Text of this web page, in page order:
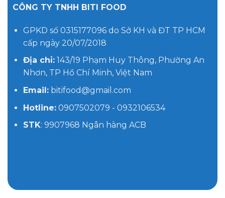
CÔNG TY TNHH BITI FOOD
GPKD số 0315177096 do Sở KH và ĐT TP HCM
cấp ngày 20/07/2018
Địa chỉ:143/19 Phạm Huy Thông, Phường An
Nhơn, TP Hồ Chí Minh, Việt Nam
Email:bitifood@gmail.com
Hotline:0907502079 - 0932106534
STK: 9907968 Ngân hàng ACB